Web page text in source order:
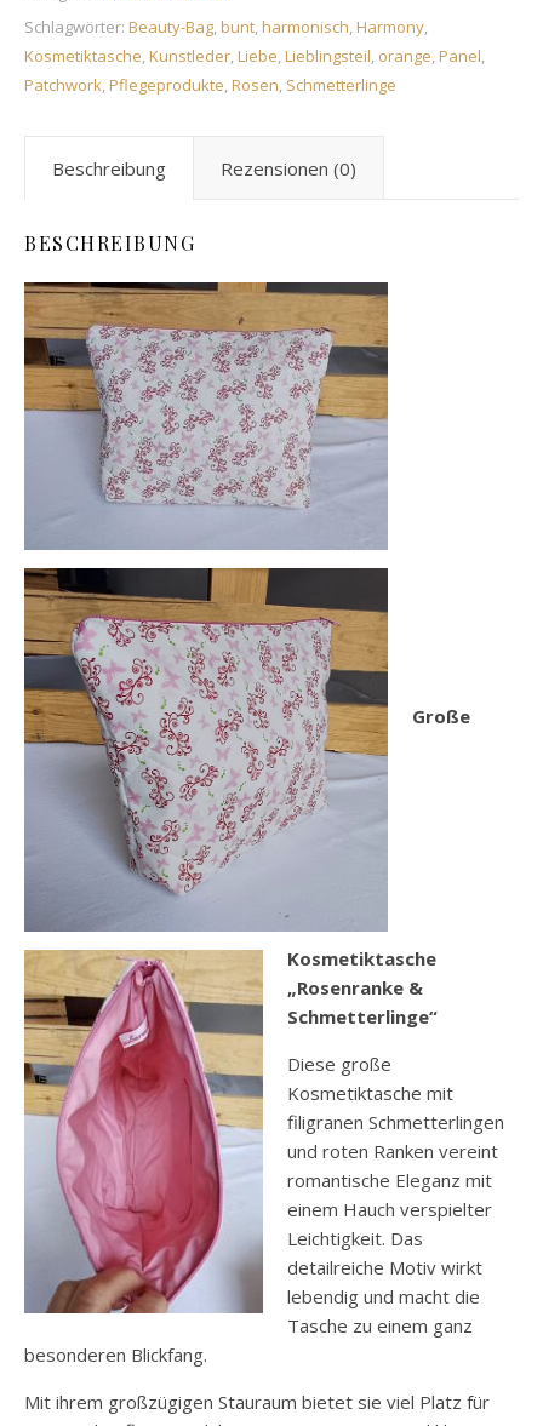
Schlagwörter: Beauty-Bag,bunt,harmonisch,Harmony,
Kosmetiktasche,Kunstleder,Liebe,Lieblingsteil, orange,Panel,
Patchwork,Pflegeprodukte,Rosen, Schmetterlinge
Beschreibung Rezensionen (0)
BESCHREIBUNG
Große
Kosmetiktasche
„Rosenranke &
Schmetterlinge“
Diese große
Kosmetiktasche mit
filigranen Schmetterlingen
und roten Ranken vereint
romantische Eleganz mit
einem Hauch verspielter
Leichtigkeit. Das
detailreiche Motiv wirkt
lebendig und macht die
Tasche zu einem ganz
besonderen Blickfang.
Mit ihrem großzügigen Stauraum bietet sie viel Platz für